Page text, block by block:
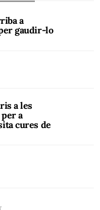
a
gaudir-lo
a les
a
cures de